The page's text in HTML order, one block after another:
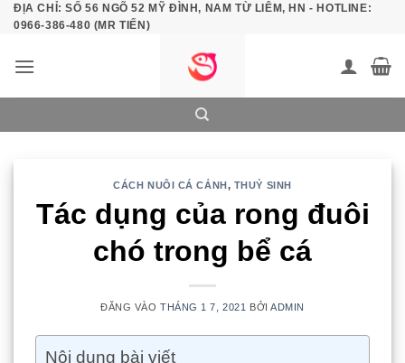
Bỏ
qua
dung
ĐỊA CHỈ: SỐ 56 NGÕ 52 MỸ ĐÌNH, NAM TỪ LIÊM, HN - HOTLINE:
0966-386-480 (MR TIẾN)
CÁCH NUÔI CÁ CẢNH, THUỶ SINH
Tác dụng của rong đuôi
chó trong bể cá
ĐĂNG VÀO THÁNG 1 7, 2021 BỞIADMIN
Nội dung bài viết